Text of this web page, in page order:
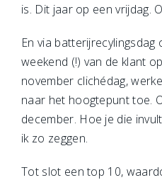
is. Dit jaar op een vrijdag.
En via
weekend (!) van de klant
november clichédag,
naar het hoogtepunt toe.
december. Hoe je die
ik zo zeggen.
Tot slot een top 10,